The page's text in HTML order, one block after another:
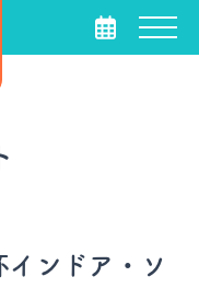
ンドア・ソ